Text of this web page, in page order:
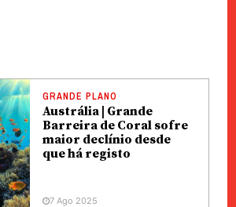
GRANDE PLANO
Austrália | Grande
Barreira de Coral sofre
maior declínio desde
que há registo
7 Ago 2025